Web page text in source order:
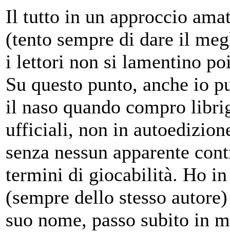
Il tutto in un approccio
(tento sempre di dare il
i lettori non si lamentino
Su questo punto, anche io
il naso quando compro
ufficiali, non in
senza nessun apparente
termini di giocabilità. Ho
(sempre dello stesso
suo nome, passo subito in